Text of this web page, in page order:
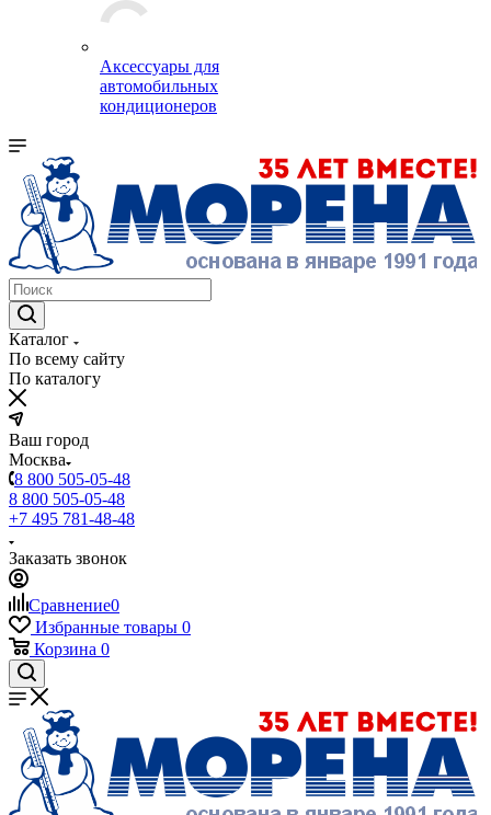
Аксессуары для
автомобильных
кондиционеров
Каталог
По всему сайту
По каталогу
Ваш город
Москва
8 800 505-05-48
8 800 505-05-48
+7 495 781-48-48
Заказать звонок
Сравнение0
Избранные товары 0
Корзина 0